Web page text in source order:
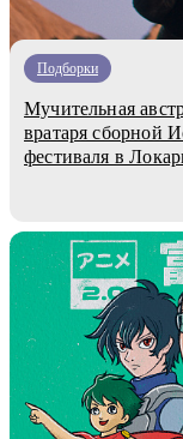
Подборки
Мучительная
вратаря сборной
фестиваля в